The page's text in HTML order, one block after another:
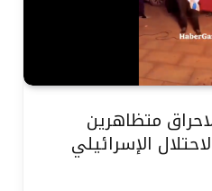
متظاهرين
الإسرائيلي